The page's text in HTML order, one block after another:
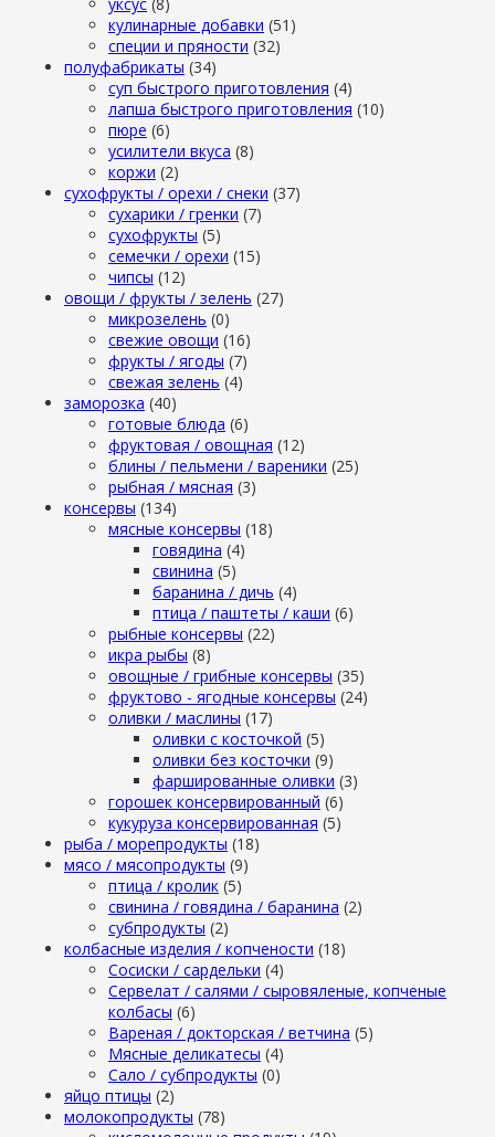
кулинарные добавки (51)
специи и пряности (32)
полуфабрикаты (34)
суп быстрого приготовления (4)
лапша быстрого приготовления (10)
пюре (6)
усилители вкуса (8)
коржи (2)
сухофрукты / орехи / снеки (37)
сухарики / гренки (7)
сухофрукты (5)
семечки / орехи (15)
чипсы (12)
овощи / фрукты / зелень (27)
микрозелень (0)
свежие овощи (16)
фрукты / ягоды (7)
свежая зелень (4)
заморозка (40)
готовые блюда (6)
фруктовая / овощная (12)
блины / пельмени / вареники (25)
рыбная / мясная (3)
консервы (134)
мясные консервы (18)
говядина (4)
свинина (5)
баранина / дичь (4)
птица / паштеты / каши (6)
рыбные консервы (22)
икра рыбы (8)
овощные / грибные консервы (35)
фруктово - ягодные консервы (24)
оливки / маслины (17)
оливки с косточкой (5)
оливки без косточки (9)
фаршированные оливки (3)
горошек консервированный (6)
кукуруза консервированная (5)
рыба / морепродукты (18)
мясо / мясопродукты (9)
птица / кролик (5)
свинина / говядина / баранина (2)
субпродукты (2)
колбасные изделия / копчености (18)
Сосиски / сардельки (4)
Сервелат / салями / сыровяленые, копченые
колбасы (6)
Вареная / докторская / ветчина (5)
Мясные деликатесы (4)
Сало / субпродукты (0)
яйцо птицы (2)
молокопродукты (78)